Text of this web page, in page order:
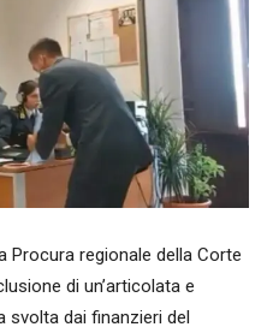
Procura regionale della Corte
di un’articolata e
svolta dai finanzieri del